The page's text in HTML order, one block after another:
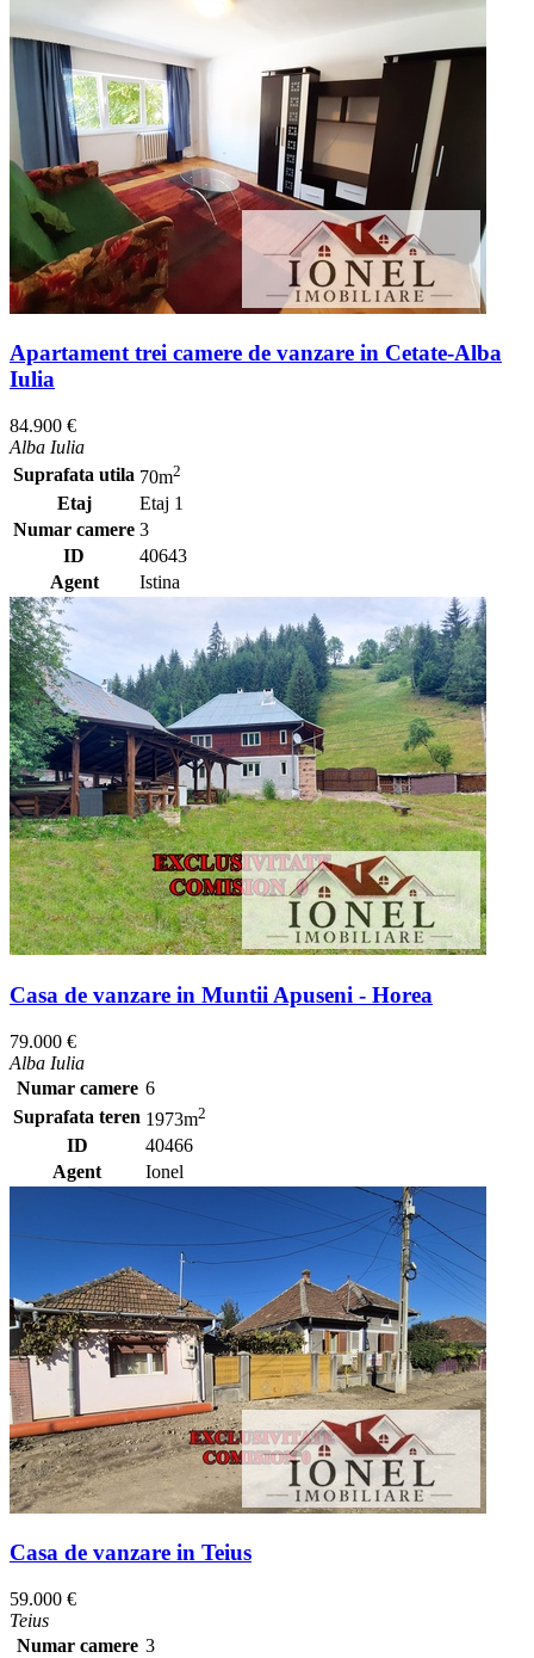
Apartament trei camere de vanzare in Cetate-Alba
Iulia
84.900 €
Alba Iulia
Suprafata utila 70m2
Etaj
Etaj 1
Numar camere 3
ID
40643
Agent
Istina
Casa de vanzare in Muntii Apuseni - Horea
79.000 €
Alba Iulia
Numar camere 6
Suprafata teren 1973m2
ID
40466
Agent
Ionel
Casa de vanzare in Teius
59.000 €
Teius
Numar camere 3